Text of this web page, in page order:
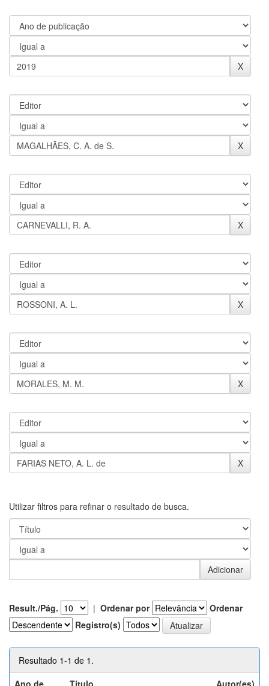
Utilizar filtros para refinar o resultado de busca.
Result./Pág. | Ordenar por
Ordenar
Registro(s)
Resultado 1-1 de 1.
Ano de
Título Autor(es)